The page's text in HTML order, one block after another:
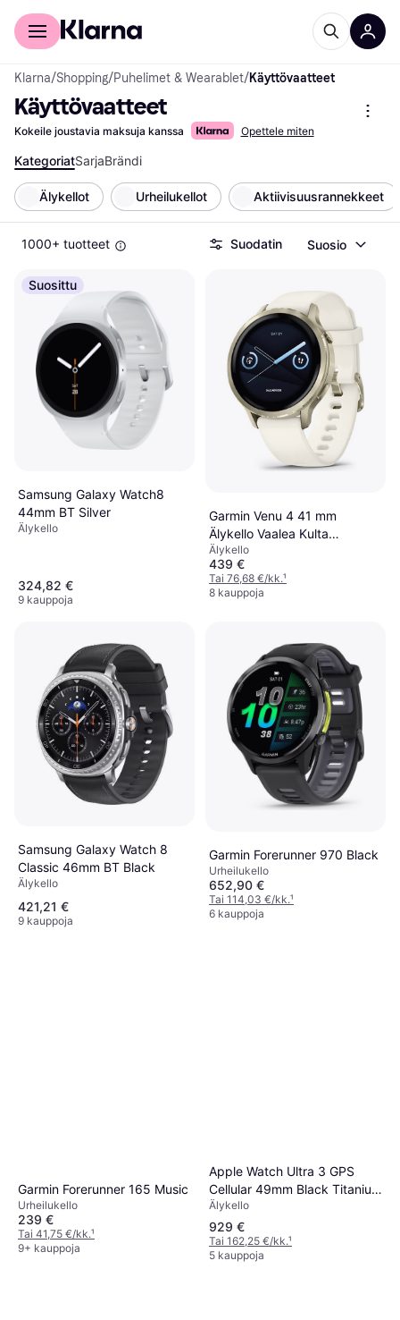
Kuluttajille
Klarna/Shopping/Puhelimet & Wearablet/Käyttövaatteet
Käyttövaatteet
Kokeile joustavia maksuja kanssa Opettele miten
KategoriatSarjaBrändi
Älykellot Urheilukellot Aktiivisuusrannekkeet
1000+ tuotteet Suodatin Suosio
Suosittu
Samsung Galaxy Watch8
44mm BT Silver
Älykello
324,82 €
9 kauppoja
Garmin Venu 4 41 mm
Älykello Vaalea Kulta
Luunvärinen
Älykello
439 €
Tai 76,68 €/kk.¹
8 kauppoja
Samsung Galaxy Watch 8
Classic 46mm BT Black
Älykello
421,21 €
9 kauppoja
Garmin Forerunner 970 Black
Urheilukello
652,90 €
Tai 114,03 €/kk.¹
6 kauppoja
Garmin Forerunner 165 Music
Urheilukello
239 €
Tai 41,75 €/kk.¹
9+ kauppoja
Apple Watch Ultra 3 GPS
Cellular 49mm Black Titanium
Case
Älykello
929 €
Tai 162,25 €/kk.¹
5 kauppoja